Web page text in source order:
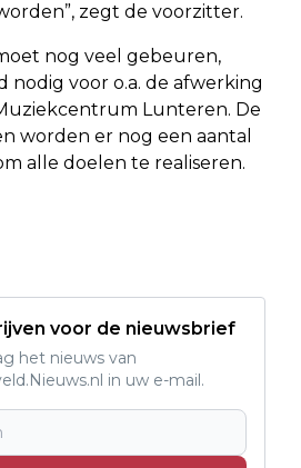
zegt de voorzitter.
nog veel gebeuren,
nodig voor o.a. de afwerking
Lunteren. De
worden er nog een aantal
alle doelen te realiseren.
voor de nieuwsbrief
het nieuws van
in uw e-mail.